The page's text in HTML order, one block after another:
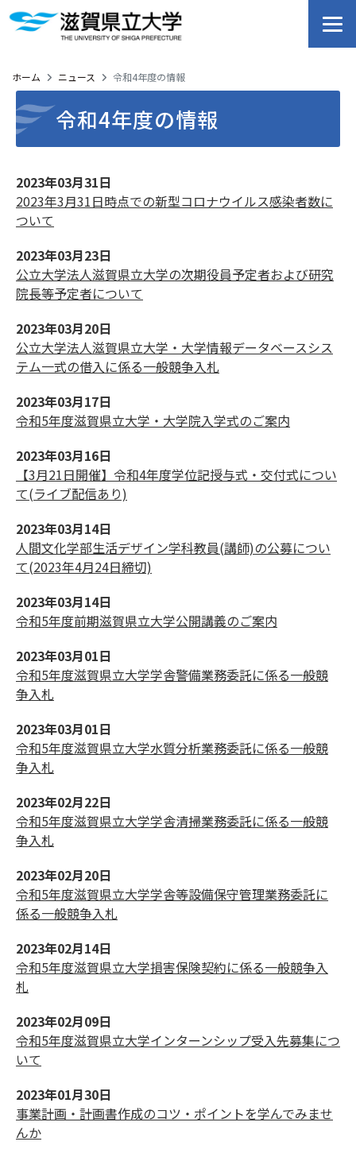
ホーム ニュース 令和4年度の情報
令和4年度の情報
2023年03月31日
2023年3月31日時点での新型コロナウイルス感染者数に
ついて
2023年03月23日
公立大学法人滋賀県立大学の次期役員予定者および研究
院長等予定者について
2023年03月20日
公立大学法人滋賀県立大学・大学情報データベースシス
テム一式の借入に係る一般競争入札
2023年03月17日
令和5年度滋賀県立大学・大学院入学式のご案内
2023年03月16日
【3月21日開催】令和4年度学位記授与式・交付式につい
て(ライブ配信あり)
2023年03月14日
人間文化学部生活デザイン学科教員(講師)の公募につい
て(2023年4月24日締切)
2023年03月14日
令和5年度前期滋賀県立大学公開講義のご案内
2023年03月01日
令和5年度滋賀県立大学学舎警備業務委託に係る一般競
争入札
2023年03月01日
令和5年度滋賀県立大学水質分析業務委託に係る一般競
争入札
2023年02月22日
令和5年度滋賀県立大学学舎清掃業務委託に係る一般競
争入札
2023年02月20日
令和5年度滋賀県立大学学舎等設備保守管理業務委託に
係る一般競争入札
2023年02月14日
令和5年度滋賀県立大学損害保険契約に係る一般競争入
札
2023年02月09日
令和5年度滋賀県立大学インターンシップ受入先募集につ
いて
2023年01月30日
事業計画・計画書作成のコツ・ポイントを学んでみませ
んか